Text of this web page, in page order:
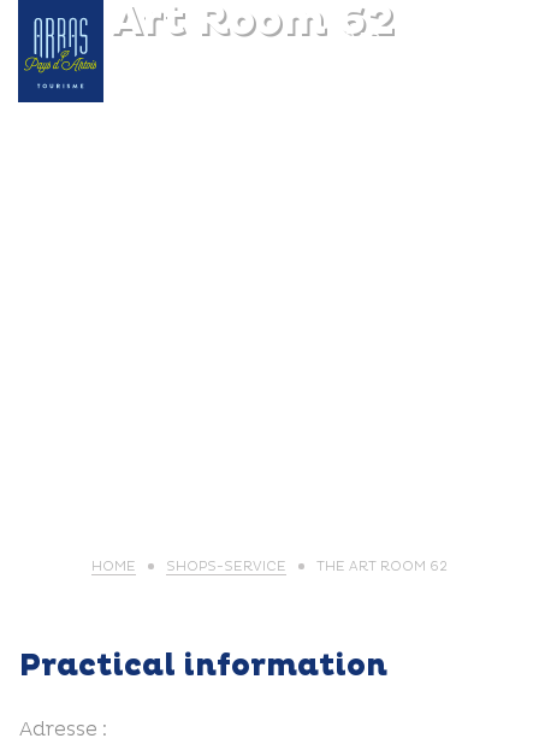
The Art Room 62
HOME SHOPS-SERVICE THE ART ROOM 62
Practical information
Adresse :